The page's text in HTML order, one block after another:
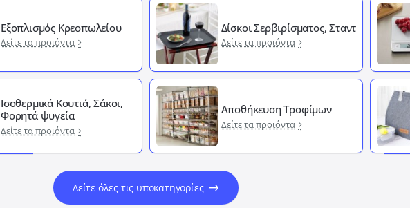
Εξοπλισμός Κρεοπωλείου
Δείτε τα προιόντα
Δίσκοι Σερβιρίσματος, Σταντ
Δείτε τα προιόντα
Ισοθερμικά Κουτιά, Σάκοι,
Φορητά ψυγεία
Δείτε τα προιόντα
Αποθήκευση Τροφίμων
Δείτε τα προιόντα
Δείτε όλες τις υποκατηγορίες